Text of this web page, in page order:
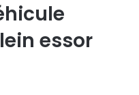
essor